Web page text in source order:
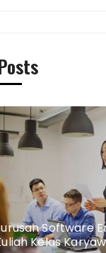
Software
Kelas